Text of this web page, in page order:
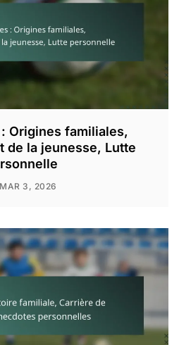
Origines familiales,
de la jeunesse, Lutte
MAR 3, 2026